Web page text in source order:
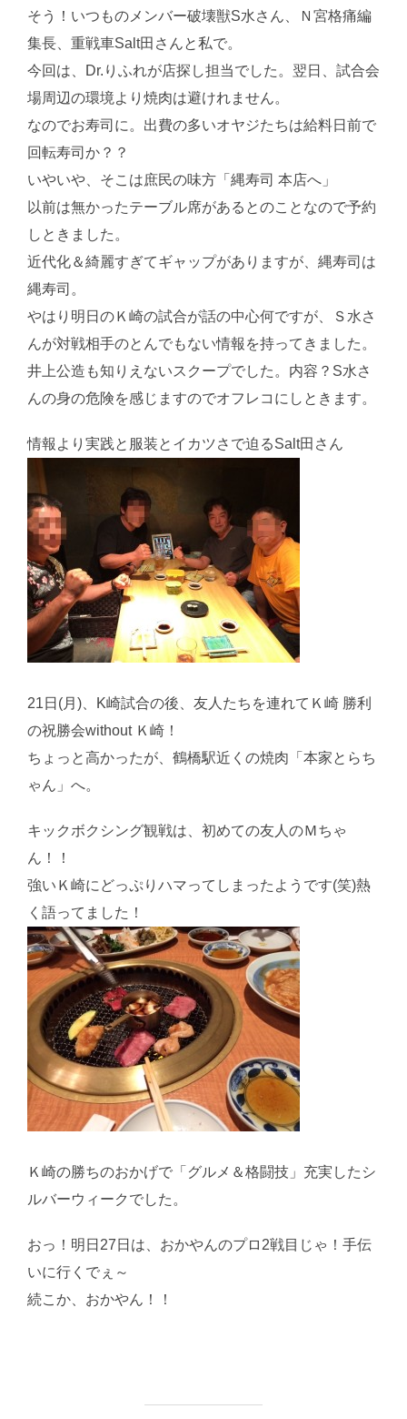
そう！いつものメンバー破壊獣S水さん、Ｎ宮格痛編
集長、重戦車Salt田さんと私で。
今回は、Dr.りふれが店探し担当でした。翌日、試合会
場周辺の環境より焼肉は避けれません。
なのでお寿司に。出費の多いオヤジたちは給料日前で
回転寿司か？？
いやいや、そこは庶民の味方「縄寿司 本店へ」
以前は無かったテーブル席があるとのことなので予約
しときました。
近代化＆綺麗すぎてギャップがありますが、縄寿司は
縄寿司。
やはり明日のＫ崎の試合が話の中心何ですが、Ｓ水さ
んが対戦相手のとんでもない情報を持ってきました。
井上公造も知りえないスクープでした。内容？S水さ
んの身の危険を感じますのでオフレコにしときます。
情報より実践と服装とイカツさで迫るSalt田さん
21日(月)、K崎試合の後、友人たちを連れてＫ崎 勝利
の祝勝会without Ｋ崎！
ちょっと高かったが、鶴橋駅近くの焼肉「本家とらち
ゃん」へ。
キックボクシング観戦は、初めての友人のＭちゃ
ん！！
強いＫ崎にどっぷりハマってしまったようです(笑)熱
く語ってました！
Ｋ崎の勝ちのおかげで「グルメ＆格闘技」充実したシ
ルバーウィークでした。
おっ！明日27日は、おかやんのプロ2戦目じゃ！手伝
いに行くでぇ～
続こか、おかやん！！